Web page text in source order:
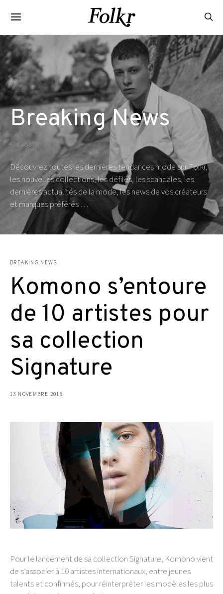
Breaking News
638 POSTS
Découvrez toutes les dernières tendances mode sur Folkr,
les nouvelles collections, les défilés, les scandales, les
dernières actualités de la mode, les news de vos créateurs
et marques préférés …
BREAKING NEWS
Komono s’entoure
de 10 artistes pour
sa collection
Signature
13 NOVEMBRE 2018
Pour le lancement de sa collection Signature, Komono vient
de s’associer à 10 artistes internationaux, entre jeunes
talents et confirmés, pour réinterpréter les modèles les plus